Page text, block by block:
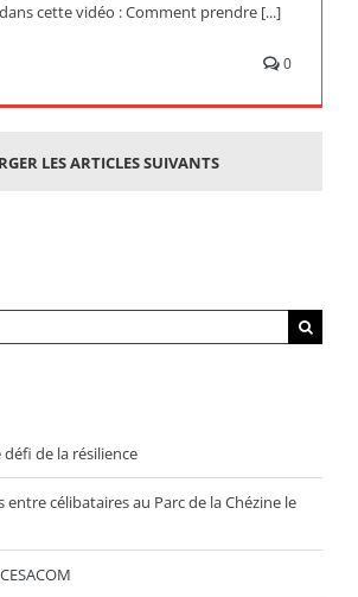
cette vidéo : Comment prendre [...]
0
LES ARTICLES SUIVANTS
défi de la résilience
entre célibataires au Parc de la Chézine le